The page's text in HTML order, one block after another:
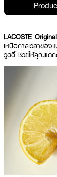
LACOSTE
เหนือกาลเวลาขอ
วูดดี้ ช่วยให้คุณแตกต่